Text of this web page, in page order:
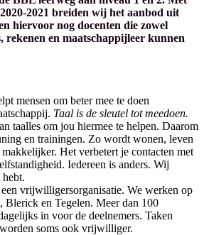
2021 breiden wij het aanbod uit
hiervoor nog docenten die zowel
rekenen en maatschappijleer kunnen
mensen om beter mee te doen
Taal is de sleutel tot meedoen.
taalles om jou hiermee te helpen. Daarom
en trainingen. Zo wordt wonen, leven
Het verbetert je contacten met
Iedereen is anders. Wij
vrijwilligersorganisatie. We werken op
Blerick en Tegelen. Meer dan 100
in voor de deelnemers. Taken
soms ook vrijwilliger.